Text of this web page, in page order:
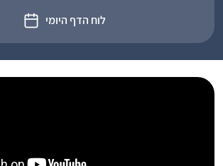
לוח הדף היומי